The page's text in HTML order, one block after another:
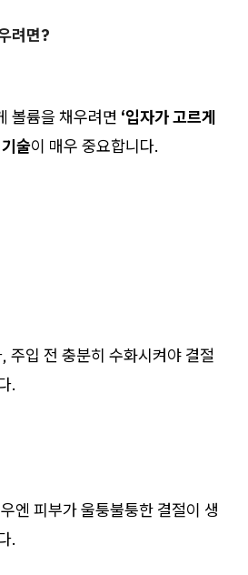
려면?
볼륨을 채우려면 ‘입자가 고르게
술이 매우 중요합니다.
주입 전 충분히 수화시켜야 결절
.
엔 피부가 울퉁불퉁한 결절이 생
.